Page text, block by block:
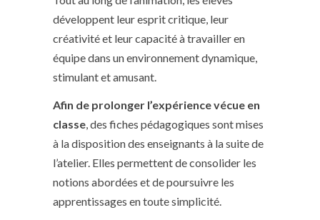
développent leur esprit critique, leur
créativité et leur capacité à travailler en
équipe dans un environnement dynamique,
stimulant et amusant.
Afin de prolonger l’expérience vécue en
classe, des fiches pédagogiques sont mises
à la disposition des enseignants à la suite de
l’atelier. Elles permettent de consolider les
notions abordées et de poursuivre les
apprentissages en toute simplicité.